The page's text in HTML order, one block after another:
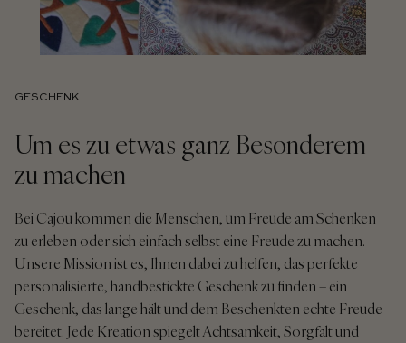
GESCHENK
Um es zu etwas ganz Besonderem
zu machen
Bei Cajou kommen die Menschen, um Freude am Schenken
zu erleben oder sich einfach selbst eine Freude zu machen.
Unsere Mission ist es, Ihnen dabei zu helfen, das perfekte
personalisierte, handbestickte Geschenk zu finden – ein
Geschenk, das lange hält und dem Beschenkten echte Freude
bereitet. Jede Kreation spiegelt Achtsamkeit, Sorgfalt und